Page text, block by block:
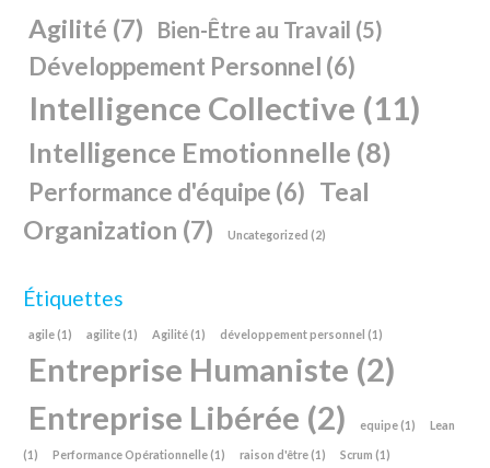
Agilité (7) Bien-Être au Travail (5)
Développement Personnel (6)
Intelligence Collective (11)
Intelligence Emotionnelle (8)
Performance d'équipe (6) Teal
Organization (7) Uncategorized (2)
Étiquettes
agile(1) agilite(1) Agilité(1) développement personnel (1)
Entreprise Humaniste (2)
Entreprise Libérée (2) equipe(1) Lean
(1) Performance Opérationnelle(1) raison d'être(1) Scrum (1)